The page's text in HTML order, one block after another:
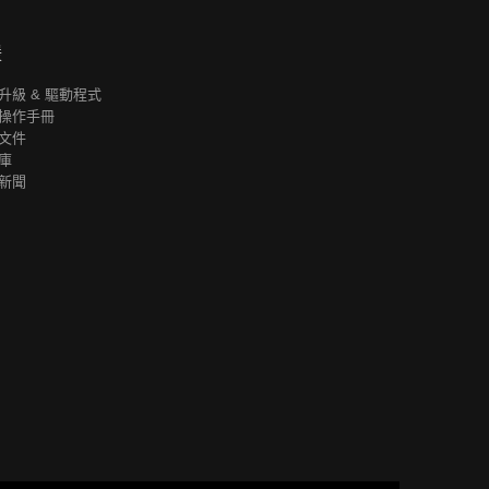
級 & 驅動程式
作手冊
件
聞